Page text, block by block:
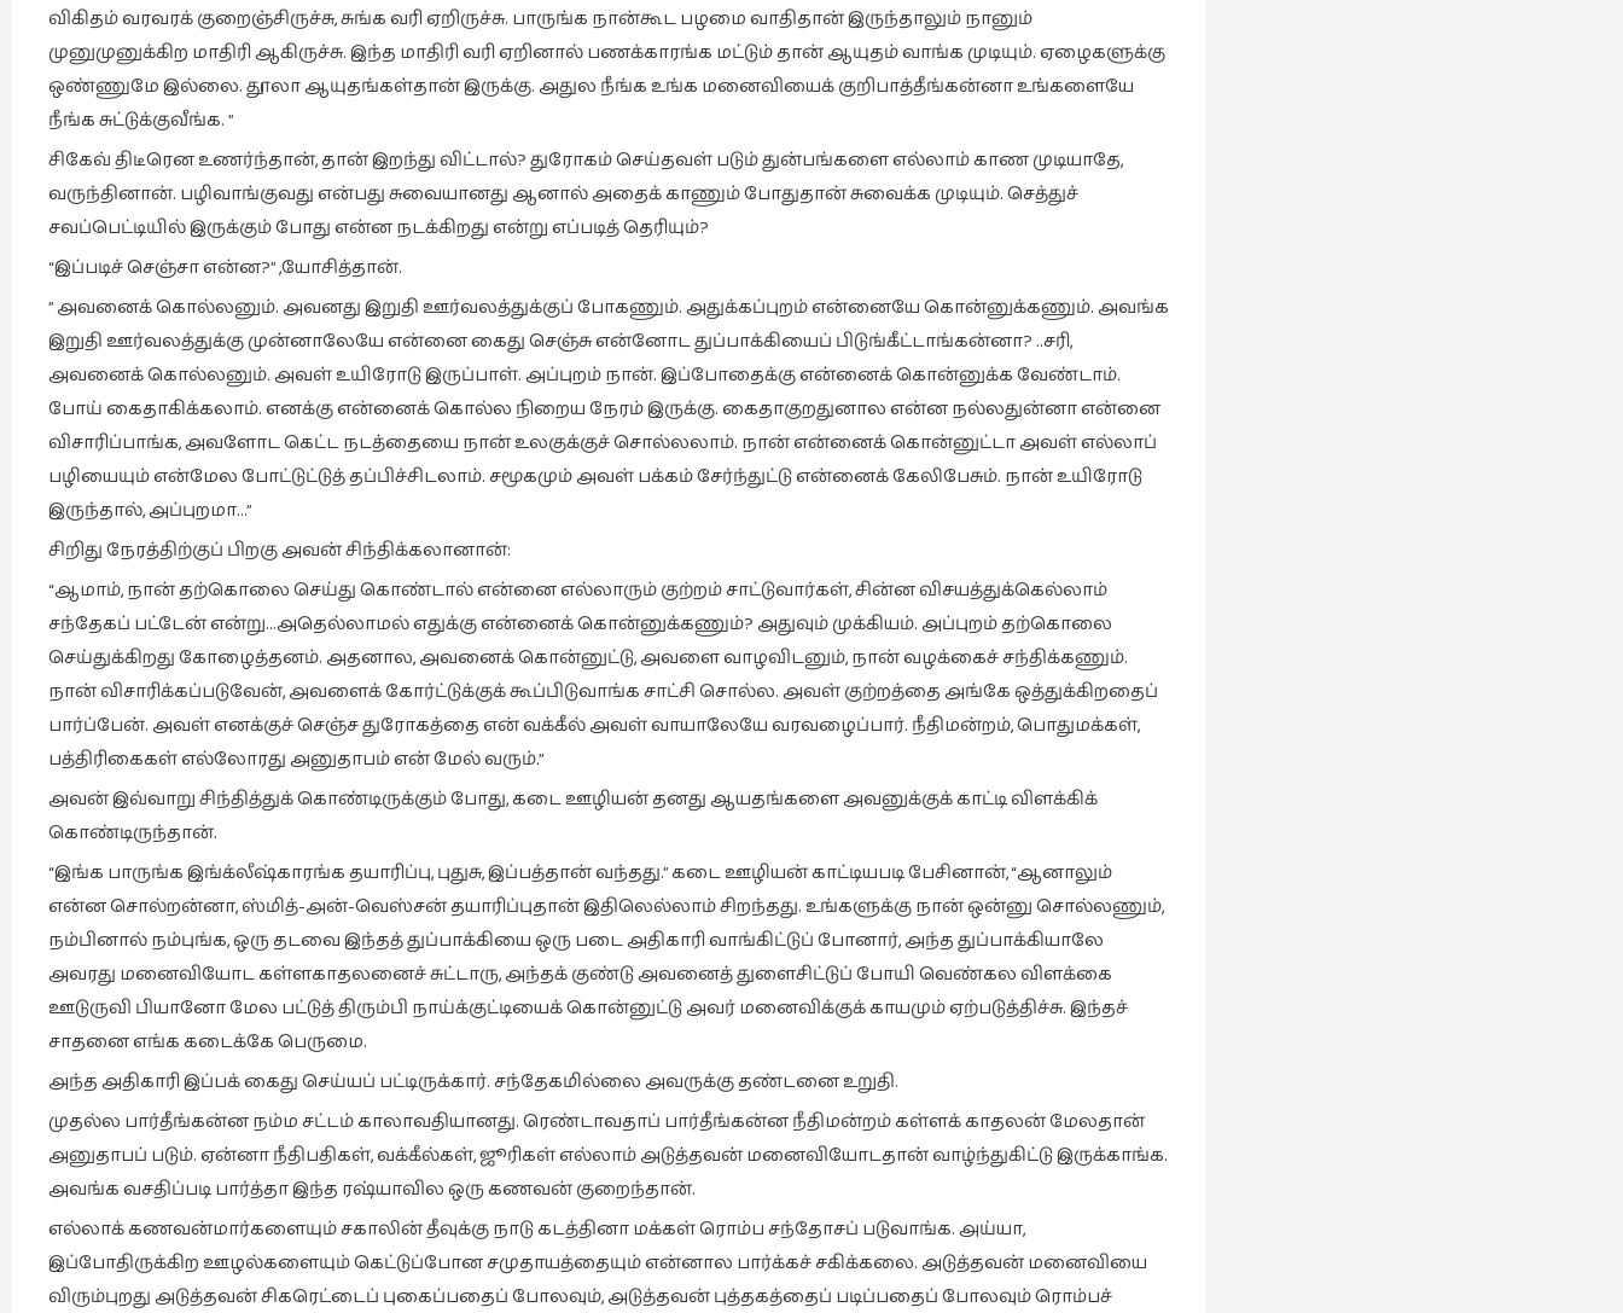
விகிதம் வரவரக் குறைஞ்சிருச்சு, சுங்க வரி ஏறிருச்சு. பாருங்க நான்கூட பழமை வாதிதான் இருந்தாலும் நானும்
முனுமுனுக்கிற மாதிரி ஆகிருச்சு. இந்த மாதிரி வரி ஏறினால் பணக்காரங்க மட்டும் தான் ஆயுதம் வாங்க முடியும். ஏழைகளுக்கு
ஒண்ணுமே இல்லை. தூலா ஆயுதங்கள்தான் இருக்கு. அதுல நீங்க உங்க மனைவியைக் குறிபாத்தீங்கன்னா உங்களையே
நீங்க சுட்டுக்குவீங்க. ”
சிகேவ் திடீரென உணர்ந்தான், தான் இறந்து விட்டால்? துரோகம் செய்தவள் படும் துன்பங்களை எல்லாம் காண முடியாதே,
வருந்தினான். பழிவாங்குவது என்பது சுவையானது ஆனால் அதைக் காணும் போதுதான் சுவைக்க முடியும். செத்துச்
சவப்பெட்டியில் இருக்கும் போது என்ன நடக்கிறது என்று எப்படித் தெரியும்?
“இப்படிச் செஞ்சா என்ன?” ,யோசித்தான்.
” அவனைக் கொல்லனும். அவனது இறுதி ஊர்வலத்துக்குப் போகணும். அதுக்கப்புறம் என்னையே கொன்னுக்கணும். அவங்க
இறுதி ஊர்வலத்துக்கு முன்னாலேயே என்னை கைது செஞ்சு என்னோட துப்பாக்கியைப் பிடுங்கீட்டாங்கன்னா? ..சரி,
அவனைக் கொல்லனும். அவள் உயிரோடு இருப்பாள். அப்புறம் நான். இப்போதைக்கு என்னைக் கொன்னுக்க வேண்டாம்.
போய் கைதாகிக்கலாம். எனக்கு என்னைக் கொல்ல நிறைய நேரம் இருக்கு. கைதாகுறதுனால என்ன நல்லதுன்னா என்னை
விசாரிப்பாங்க, அவளோட கெட்ட நடத்தையை நான் உலகுக்குச் சொல்லலாம். நான் என்னைக் கொன்னுட்டா அவள் எல்லாப்
பழியையும் என்மேல போட்டுட்டுத் தப்பிச்சிடலாம். சமூகமும் அவள் பக்கம் சேர்ந்துட்டு என்னைக் கேலிபேசும். நான் உயிரோடு
இருந்தால், அப்புறமா…”
சிறிது நேரத்திற்குப் பிறகு அவன் சிந்திக்கலானான்:
“ஆமாம், நான் தற்கொலை செய்து கொண்டால் என்னை எல்லாரும் குற்றம் சாட்டுவார்கள், சின்ன விசயத்துக்கெல்லாம்
சந்தேகப் பட்டேன் என்று…அதெல்லாமல் எதுக்கு என்னைக் கொன்னுக்கணும்? அதுவும் முக்கியம். அப்புறம் தற்கொலை
செய்துக்கிறது கோழைத்தனம். அதனால, அவனைக் கொன்னுட்டு, அவளை வாழவிடனும், நான் வழக்கைச் சந்திக்கணும்.
நான் விசாரிக்கப்படுவேன், அவளைக் கோர்ட்டுக்குக் கூப்பிடுவாங்க சாட்சி சொல்ல. அவள் குற்றத்தை அங்கே ஒத்துக்கிறதைப்
பார்ப்பேன். அவள் எனக்குச் செஞ்ச துரோகத்தை என் வக்கீல் அவள் வாயாலேயே வரவழைப்பார். நீதிமன்றம், பொதுமக்கள்,
பத்திரிகைகள் எல்லோரது அனுதாபம் என் மேல் வரும்.”
அவன் இவ்வாறு சிந்தித்துக் கொண்டிருக்கும் போது, கடை ஊழியன் தனது ஆயதங்களை அவனுக்குக் காட்டி விளக்கிக்
கொண்டிருந்தான்.
“இங்க பாருங்க இங்க்லீஷ்காரங்க தயாரிப்பு, புதுசு, இப்பத்தான் வந்தது.” கடை ஊழியன் காட்டியபடி பேசினான், “ஆனாலும்
என்ன சொல்றன்னா, ஸ்மித்-அன்-வெஸ்சன் தயாரிப்புதான் இதிலெல்லாம் சிறந்தது. உங்களுக்கு நான் ஒன்னு சொல்லணும்,
நம்பினால் நம்புங்க, ஒரு தடவை இந்தத் துப்பாக்கியை ஒரு படை அதிகாரி வாங்கிட்டுப் போனார், அந்த துப்பாக்கியாலே
அவரது மனைவியோட கள்ளகாதலனைச் சுட்டாரு, அந்தக் குண்டு அவனைத் துளைசிட்டுப் போயி வெண்கல விளக்கை
ஊடுருவி பியானோ மேல பட்டுத் திரும்பி நாய்க்குட்டியைக் கொன்னுட்டு அவர் மனைவிக்குக் காயமும் ஏற்படுத்திச்சு. இந்தச்
சாதனை எங்க கடைக்கே பெருமை.
அந்த அதிகாரி இப்பக் கைது செய்யப் பட்டிருக்கார். சந்தேகமில்லை அவருக்கு தண்டனை உறுதி.
முதல்ல பார்தீங்கன்ன நம்ம சட்டம் காலாவதியானது. ரெண்டாவதாப் பார்தீங்கன்ன நீதிமன்றம் கள்ளக் காதலன் மேலதான்
அனுதாபப் படும். ஏன்னா நீதிபதிகள், வக்கீல்கள், ஜூரிகள் எல்லாம் அடுத்தவன் மனைவியோடதான் வாழ்ந்துகிட்டு இருக்காங்க.
அவங்க வசதிப்படி பார்த்தா இந்த ரஷ்யாவில ஒரு கணவன் குறைந்தான்.
எல்லாக் கணவன்மார்களையும் சகாலின் தீவுக்கு நாடு கடத்தினா மக்கள் ரொம்ப சந்தோசப் படுவாங்க. அய்யா,
இப்போதிருக்கிற ஊழல்களையும் கெட்டுப்போன சமுதாயத்தையும் என்னால பார்க்கச் சகிக்கலை. அடுத்தவன் மனைவியை
விரும்புறது அடுத்தவன் சிகரெட்டைப் புகைப்பதைப் போலவும், அடுத்தவன் புத்தகத்தைப் படிப்பதைப் போலவும் ரொம்பச்